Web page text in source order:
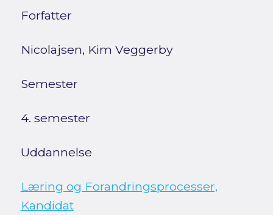
Forfatter
Nicolajsen, Kim Veggerby
Semester
4. semester
Uddannelse
Læring og Forandringsprocesser,
Kandidat